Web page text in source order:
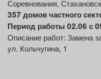
Соревнования,
357 домов частного
Период работы 02.06 с
Описание работ: Замена
ул. Кольчугина, 1